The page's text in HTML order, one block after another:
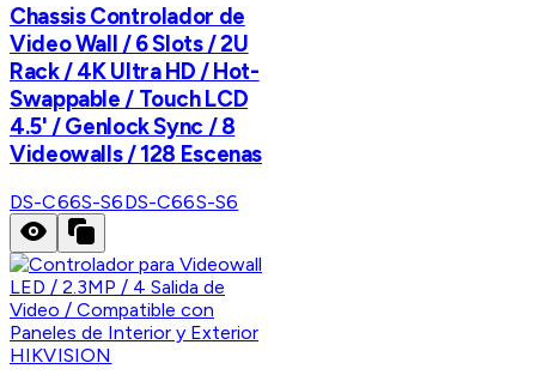
Chassis Controlador de
Video Wall / 6 Slots / 2U
Rack / 4K Ultra HD / Hot-
Swappable / Touch LCD
4.5' / Genlock Sync / 8
Videowalls / 128 Escenas
DS-C66S-S6DS-C66S-S6
HIKVISION